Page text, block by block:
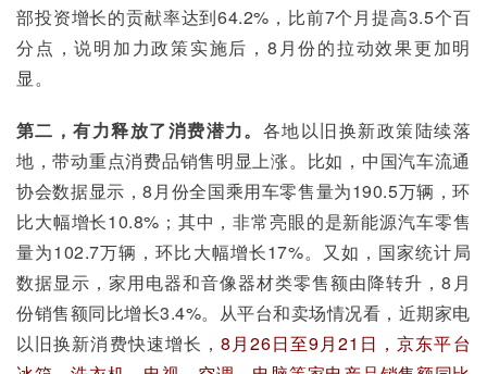
部投资增长的贡献率达到64.2%，比前7个月提高3.5个百
分点，说明加力政策实施后，8月份的拉动效果更加明
显。
第二，有力释放了消费潜力。 各地以旧换新政策陆续落
地，带动重点消费品销售明显上涨。比如，中国汽车流通
协会数据显示，8月份全国乘用车零售量为190.5万辆，环
比大幅增长10.8%；其中，非常亮眼的是新能源汽车零售
量为102.7万辆，环比大幅增长17%。又如，国家统计局
数据显示，家用电器和音像器材类零售额由降转升，8月
份销售额同比增长3.4%。从平台和卖场情况看，近期家电
以旧换新消费快速增长，8月26日至9月21日，京东平台